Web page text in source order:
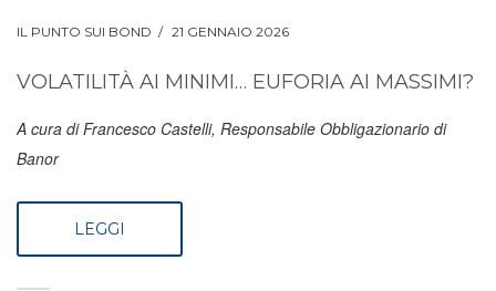
IL PUNTO SUI BOND 21 GENNAIO 2026
VOLATILITÀ AI MINIMI… EUFORIA AI MASSIMI?
A cura di Francesco Castelli, Responsabile Obbligazionario di
Banor
LEGGI